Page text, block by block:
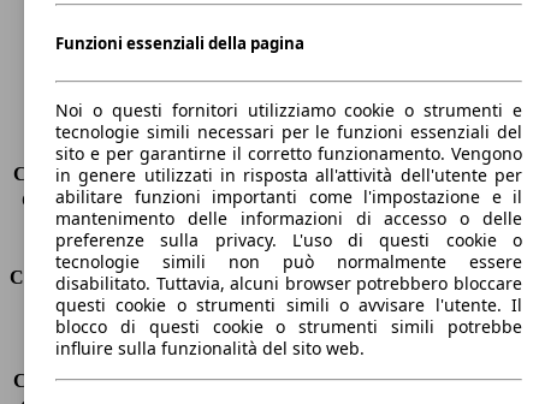
Peso massimo
-
Sedili
5
Carico sul tetto
-
Capacità di traino (senza freni) -
Capacità di traino (con freni)
-
Volume del bagagliaio
476 - 1516 l
Consumi
Emissioni di CO2*
119 g/km (komb.)
Consumo (urbano)
5.3 l/100km
Consumo (extra-urbano) 4.2 l/100km
Funzioni essenziali della pagina
Noi o questi fornitori utilizziamo cookie o strumenti e
tecnologie simili necessari per le funzioni essenziali del
sito e per garantirne il corretto funzionamento. Vengono
in genere utilizzati in risposta all'attività dell'utente per
abilitare funzioni importanti come l'impostazione e il
mantenimento delle informazioni di accesso o delle
preferenze sulla privacy. L'uso di questi cookie o
tecnologie simili non può normalmente essere
disabilitato. Tuttavia, alcuni browser potrebbero bloccare
questi cookie o strumenti simili o avvisare l'utente. Il
blocco di questi cookie o strumenti simili potrebbe
influire sulla funzionalità del sito web.